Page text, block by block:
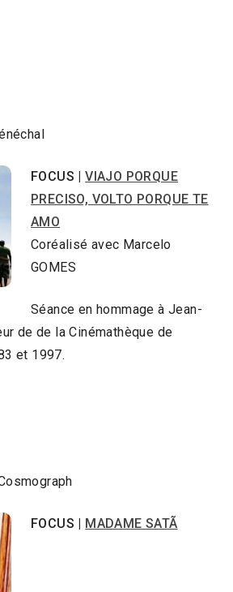
FOCUS |VIAJO PORQUE
PRECISO, VOLTO PORQUE TE
AMO
Coréalisé avec Marcelo
GOMES
Séance en hommage à Jean-
de de la Cinémathèque de
et 1997.
FOCUS | MADAME SATÃ